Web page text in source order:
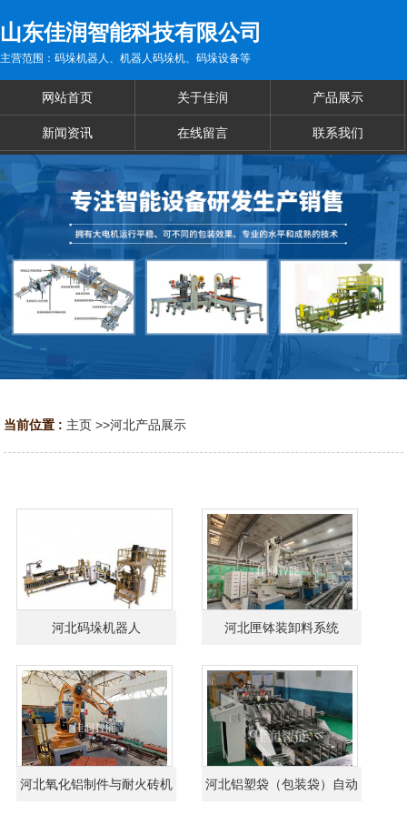
山东佳润智能科技有限公司
主营范围：码垛机器人、机器人码垛机、码垛设备等
网站首页 关于佳润 产品展示
新闻资讯 在线留言 联系我们
当前位置 : 主页 >>河北产品展示
河北码垛机器人 河北匣钵装卸料系统
河北氧化铝制件与耐火砖机 河北铝塑袋（包装袋）自动